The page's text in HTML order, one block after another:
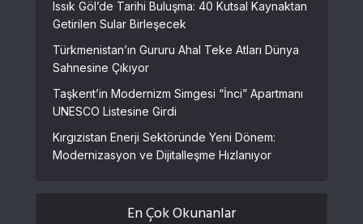
Issık Göl’de Tarihi Buluşma: 40 Kutsal Kaynaktan
Getirilen Sular Birleşecek
Türkmenistan’ın Gururu Ahal Teke Atları Dünya
Sahnesine Çıkıyor
Taşkent’in Modernizm Simgesi “İnci” Apartmanı
UNESCO Listesine Girdi
Kırgızistan Enerji Sektöründe Yeni Dönem:
Modernizasyon ve Dijitalleşme Hızlanıyor
En Çok Okunanlar